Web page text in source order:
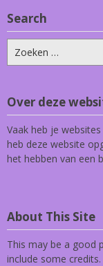
Search
naar:
Over deze
Vaak heb je
heb deze website
het hebben van een
About This Site
This may be a good
include some credits.